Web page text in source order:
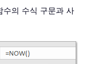
수의 수식 구문과 사